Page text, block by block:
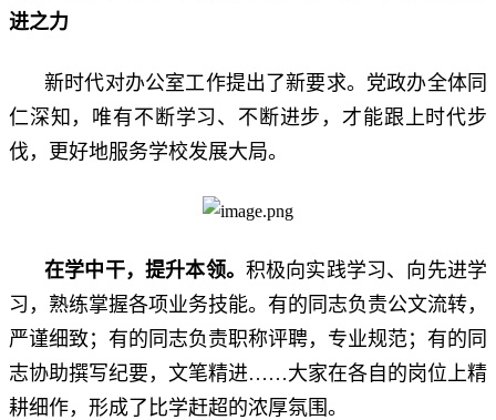
进之力
新时代对办公室工作提出了新要求。党政办全体同
仁深知，唯有不断学习、不断进步，才能跟上时代步
伐，更好地服务学校发展大局。
在学中干，提升本领。 积极向实践学习、向先进学
习，熟练掌握各项业务技能。有的同志负责公文流转，
严谨细致；有的同志负责职称评聘，专业规范；有的同
志协助撰写纪要，文笔精进……大家在各自的岗位上精
耕细作，形成了比学赶超的浓厚氛围。